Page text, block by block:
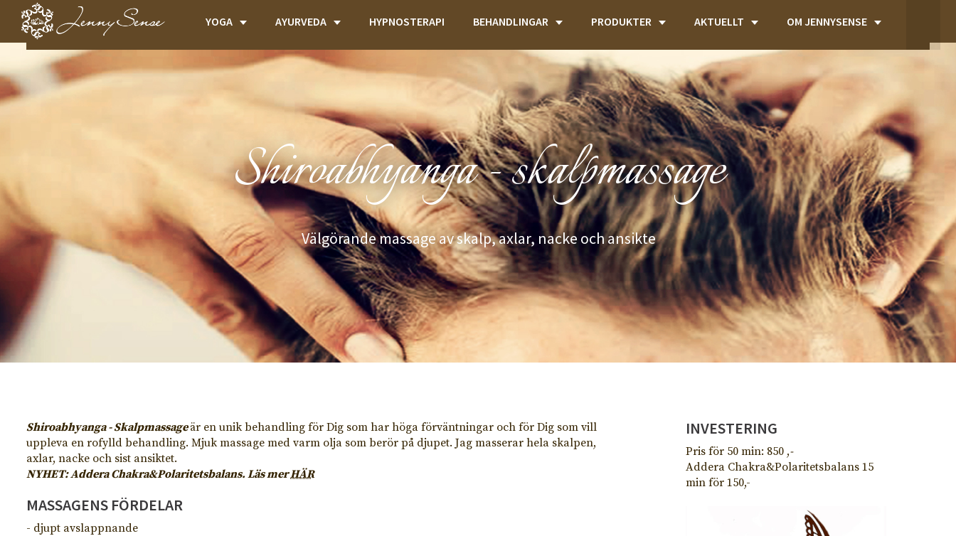
YOGA AYURVEDA HYPNOSTERAPI BEHANDLINGAR PRODUKTER AKTUELLT OM JENNYSENSE
Shiroabhyanga - skalpmassage
Välgörande massage av skalp, axlar, nacke och ansikte
Shiroabhyanga - Skalpmassage är en unik behandling för Dig som har höga förväntningar och för Dig som vill
uppleva en rofylld behandling. Mjuk massage med varm olja som berör på djupet. Jag masserar hela skalpen,
axlar, nacke och sist ansiktet.
NYHET: Addera Chakra&Polaritetsbalans. Läs merHÄR
MASSAGENS FÖRDELAR
- djupt avslappnande
INVESTERING
Pris för 50 min: 850 ,-
Addera Chakra&Polaritetsbalans 15
min för 150,-